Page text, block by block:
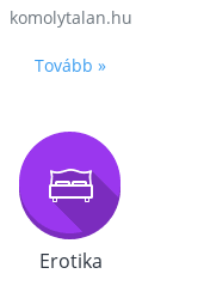
komolytalan.hu
Tovább »
Erotika